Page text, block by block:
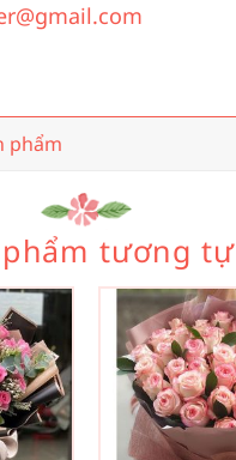
phẩm
phẩm tương tự